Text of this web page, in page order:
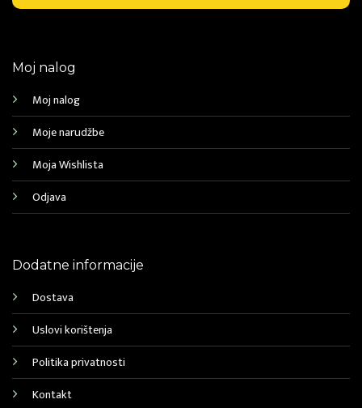
Moj nalog
Moj nalog
Moje narudžbe
Moja Wishlista
Odjava
Dodatne informacije
Dostava
Uslovi korištenja
Politika privatnosti
Kontakt